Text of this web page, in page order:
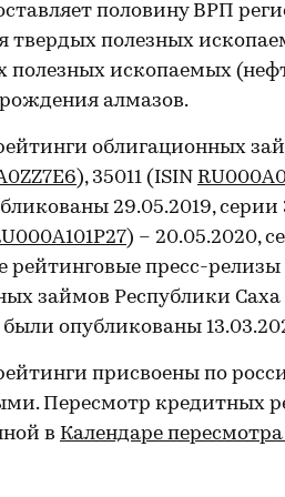
половину ВРП
полезных
полезных ископаемых
алмазов.
облигационных
), 35011 (ISIN
29.05.2019, серии
) – 20.05.2020,
пресс-
займов Республики Саха
были опубликованы
присвоены по
Пересмотр кредитных
в Календаре